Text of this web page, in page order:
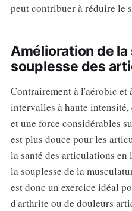
peut contribuer à réduire le
Amélioration de la
souplesse des
Contrairement à l'aérobic et
intervalles à haute intensité,
et une force considérables
est plus douce pour les
la santé des articulations
la souplesse de la
est donc un exercice idéal
d'arthrite ou de douleurs